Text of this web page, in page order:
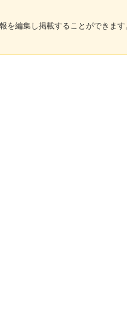
を編集し掲載することができます